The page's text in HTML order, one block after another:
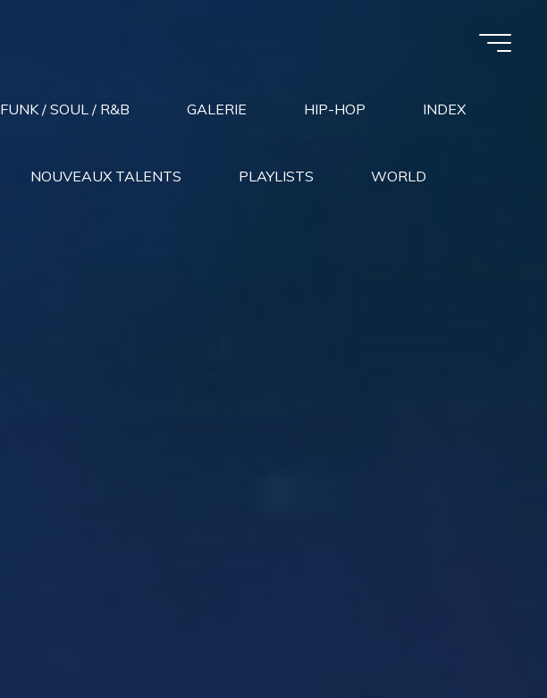
FUNK / SOUL / R&B GALERIE HIP-HOP INDEX
NOUVEAUX TALENTS PLAYLISTS WORLD